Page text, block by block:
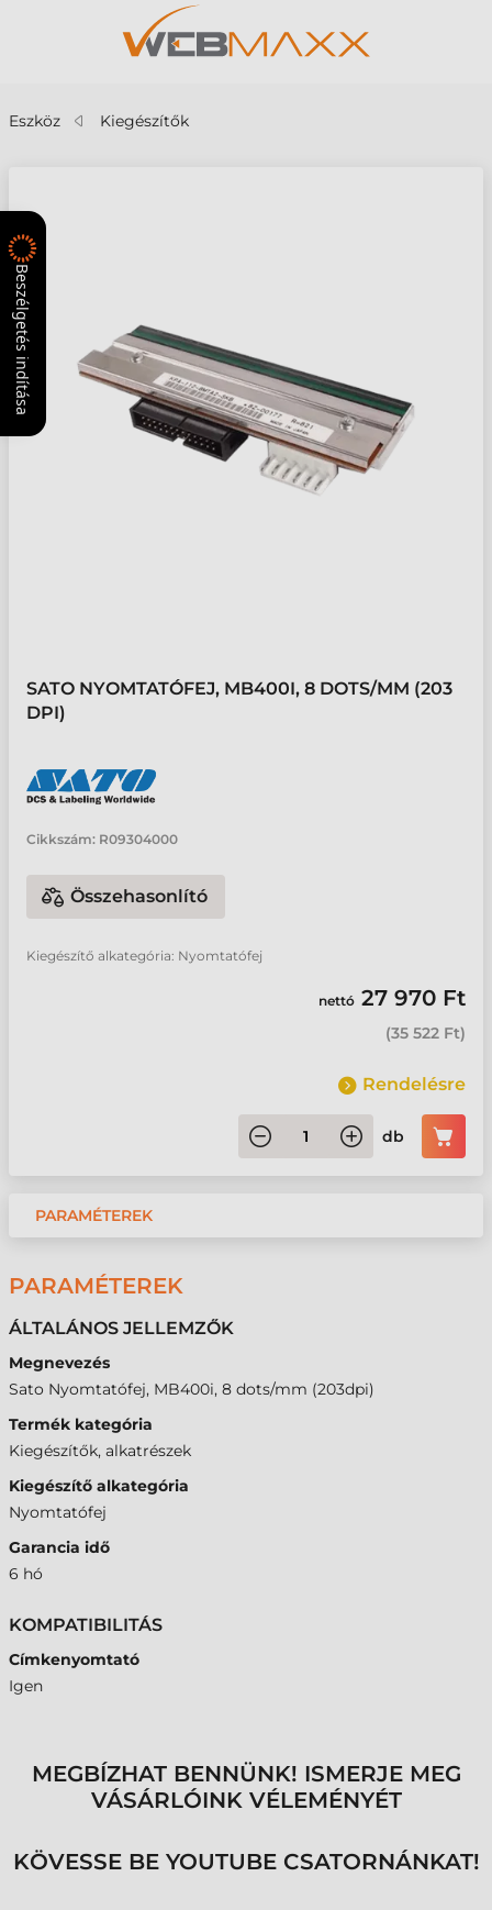
Eszköz Kiegészítők
SATO NYOMTATÓFEJ, MB400I, 8 DOTS/MM (203
DPI)
Cikkszám: R09304000
Összehasonlító
Kiegészítő alkategória: Nyomtatófej
nettó 27 970 Ft
(35 522 Ft)
Rendelésre
db
PARAMÉTEREK
PARAMÉTEREK
ÁLTALÁNOS JELLEMZŐK
Megnevezés
Sato Nyomtatófej, MB400i, 8 dots/mm (203dpi)
Termék kategória
Kiegészítők, alkatrészek
Kiegészítő alkategória
Nyomtatófej
Garancia idő
6 hó
KOMPATIBILITÁS
Címkenyomtató
Igen
MEGBÍZHAT BENNÜNK! ISMERJE MEG
VÁSÁRLÓINK VÉLEMÉNYÉT
KÖVESSE BE YOUTUBE CSATORNÁNKAT!
Beszélgetés indítása